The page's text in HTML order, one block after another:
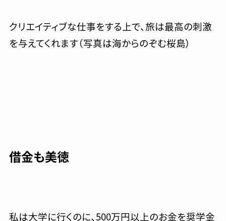
クリエイティブな仕事をする上で、旅は最高の刺激
を与えてくれます（写真は海からのぞむ桜島）
借金も美徳
私は大学に行くのに、500万円以上のお金を奨学金